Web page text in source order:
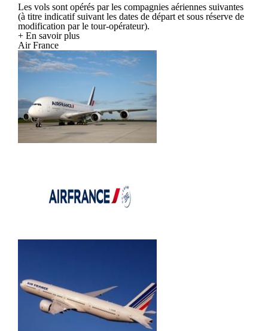
Les vols sont opérés par les compagnies aériennes suivantes
(à titre indicatif suivant les dates de départ et sous réserve de
modification par le tour-opérateur).
+ En savoir plus
Air France